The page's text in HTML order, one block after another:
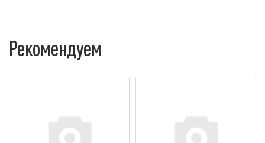
Рекомендуем